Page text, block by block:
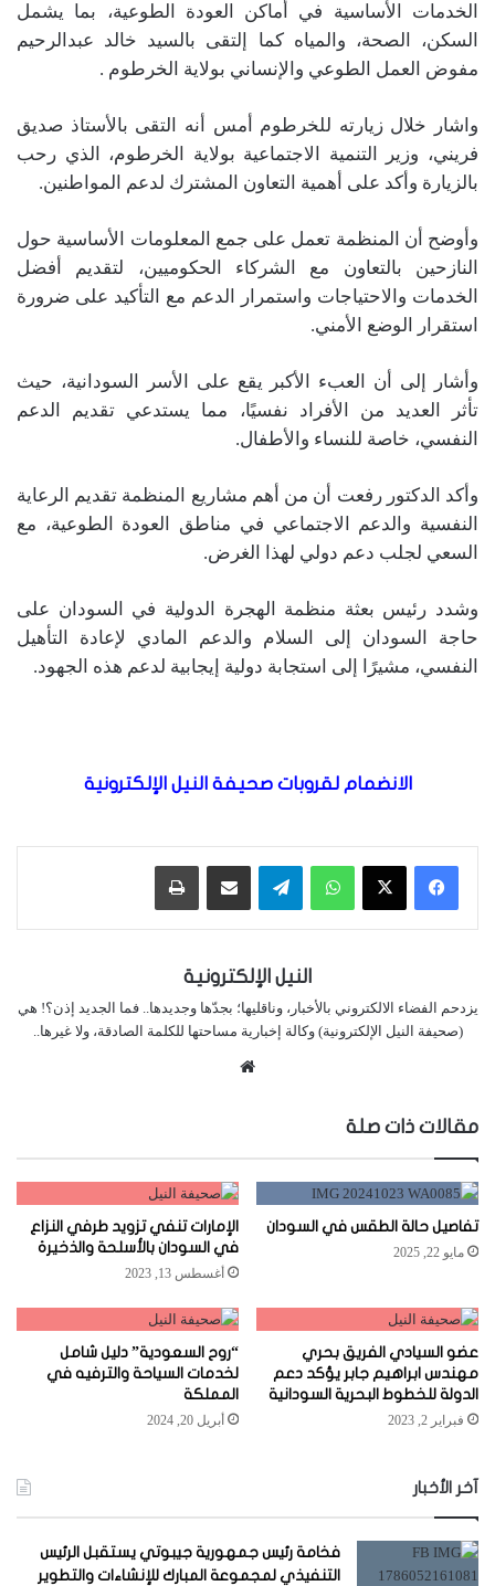
الخدمات الأساسية في أماكن العودة الطوعية، بما يشمل
السكن، الصحة، والمياه كما إلتقى بالسيد خالد عبدالرحيم
مفوض العمل الطوعي والإنساني بولاية الخرطوم .
واشار خلال زيارته للخرطوم أمس أنه التقى بالأستاذ صديق
فريني، وزير التنمية الاجتماعية بولاية الخرطوم، الذي رحب
بالزيارة وأكد على أهمية التعاون المشترك لدعم المواطنين.
وأوضح أن المنظمة تعمل على جمع المعلومات الأساسية حول
النازحين بالتعاون مع الشركاء الحكوميين، لتقديم أفضل
الخدمات والاحتياجات واستمرار الدعم مع التأكيد على ضرورة
استقرار الوضع الأمني.
وأشار إلى أن العبء الأكبر يقع على الأسر السودانية، حيث
تأثر العديد من الأفراد نفسيًا، مما يستدعي تقديم الدعم
النفسي، خاصة للنساء والأطفال.
وأكد الدكتور رفعت أن من أهم مشاريع المنظمة تقديم الرعاية
النفسية والدعم الاجتماعي في مناطق العودة الطوعية، مع
السعي لجلب دعم دولي لهذا الغرض.
وشدد رئيس بعثة منظمة الهجرة الدولية في السودان على
حاجة السودان إلى السلام والدعم المادي لإعادة التأهيل
النفسي، مشيرًا إلى استجابة دولية إيجابية لدعم هذه الجهود.
الانضمام لقروبات صحيفة النيل الإلكترونية
واتساب تيلقرام مشاركة عبر البريد طباعة
النيل الإلكترونية
يزدحم الفضاء الالكتروني بالأخبار، وناقليها؛ بجدّها وجديدها.. فما الجديد إذن؟! هي
(صحيفة النيل الإلكترونية) وكالة إخبارية مساحتها للكلمة الصادقة، ولا غيرها..
مقالات ذات صلة
تفاصيل حالة الطقس في السودان
مايو 22, 2025
الإمارات تنفي تزويد طرفي النزاع
في السودان بالأسلحة والذخيرة
أغسطس 13, 2023
عضو السيادي الفريق بحري
مهندس ابراهيم جابر يؤكد دعم
الدولة للخطوط البحرية السودانية
فبراير 2, 2023
“روح السعودية” دليل شامل
لخدمات السياحة والترفيه في
المملكة
أبريل 20, 2024
آخر الأخبار
فخامة رئيس جمهورية جيبوتي يستقبل الرئيس
التنفيذي لمجموعة المبارك للإنشاءات والتطوير